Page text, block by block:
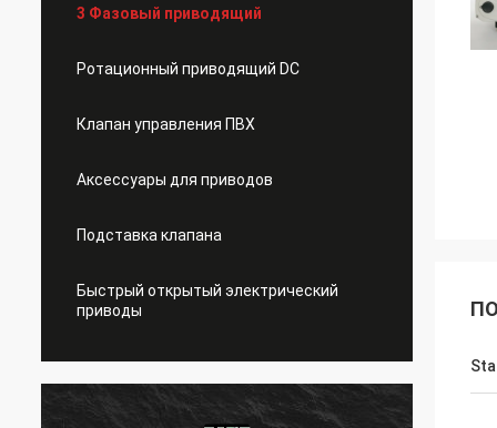
3 Фазовый приводящий
Ротационный приводящий DC
Клапан управления ПВХ
Аксессуары для приводов
Подставка клапана
Быстрый открытый электрический
приводы